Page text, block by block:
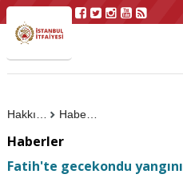
Haberler
Haberler
Fatih'te gecekondu yangını